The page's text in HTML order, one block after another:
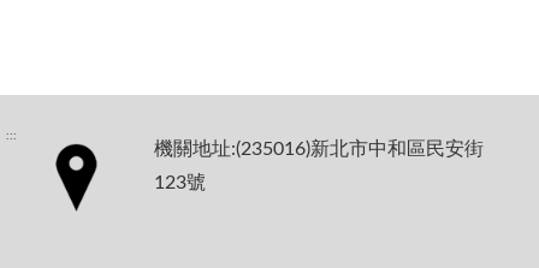
:::
機關地址:(235016)新北市中和區民安街
123號